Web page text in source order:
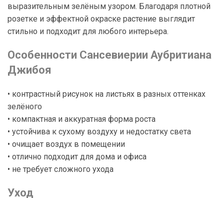
выразительным зелёным узором. Благодаря плотной
розетке и эффектной окраске растение выглядит
стильно и подходит для любого интерьера.
Особенности Сансевиерии Аубритиана
Джибоя
• контрастный рисунок на листьях в разных оттенках
зелёного
• компактная и аккуратная форма роста
• устойчива к сухому воздуху и недостатку света
• очищает воздух в помещении
• отлично подходит для дома и офиса
• не требует сложного ухода
Уход